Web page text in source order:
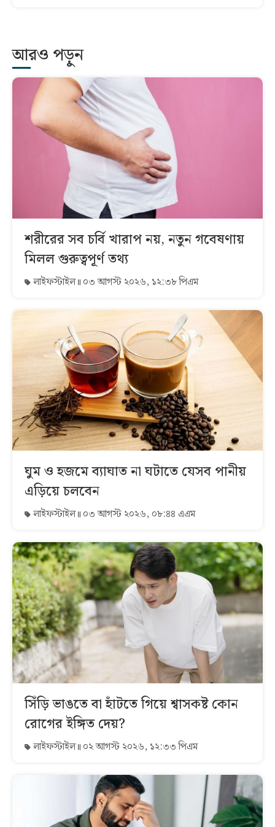
আরও পড়ুন
শরীরের সব চর্বি খারাপ নয়, নতুন গবেষণায়
মিলল গুরুত্বপূর্ণ তথ্য
লাইফস্টাইল ০৩ আগস্ট ২০২৬, ১২:৩৮ পিএম
ঘুম ও হজমে ব্যাঘাত না ঘটাতে যেসব পানীয়
এড়িয়ে চলবেন
লাইফস্টাইল ০৩ আগস্ট ২০২৬, ০৮:৪৪ এএম
সিঁড়ি ভাঙতে বা হাঁটতে গিয়ে শ্বাসকষ্ট কোন
রোগের ইঙ্গিত দেয়?
লাইফস্টাইল ০২ আগস্ট ২০২৬, ১২:৩৩ পিএম